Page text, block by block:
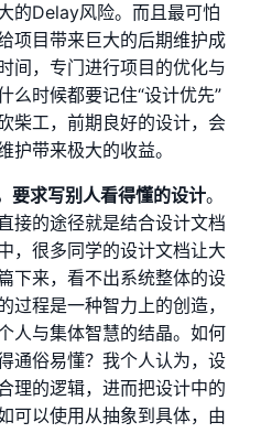
的Delay风险。而且最可怕
项目带来巨大的后期维护成
间，专门进行项目的优化与
么时候都要记住“设计优先”
柴工，前期良好的设计，会
护带来极大的收益。
要求写别人看得懂的设计。
接的途径就是结合设计文档
，很多同学的设计文档让大
下来，看不出系统整体的设
过程是一种智力上的创造，
人与集体智慧的结晶。如何
通俗易懂？我个人认为，设
理的逻辑，进而把设计中的
可以使用从抽象到具体，由